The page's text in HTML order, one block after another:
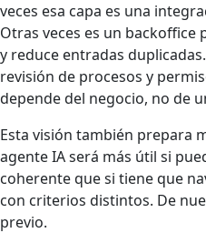
veces esa capa es una
Otras veces es un
y reduce entradas
revisión de procesos y
depende del negocio, no de
Esta visión también prepara
agente IA será más útil si
coherente que si tiene que
con criterios distintos. De
previo.